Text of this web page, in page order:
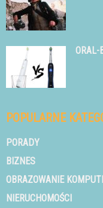
ORAL-
POPULARNE
PORADY
BIZNES
OBRAZOWANIE
NIERUCHOMOŚCI